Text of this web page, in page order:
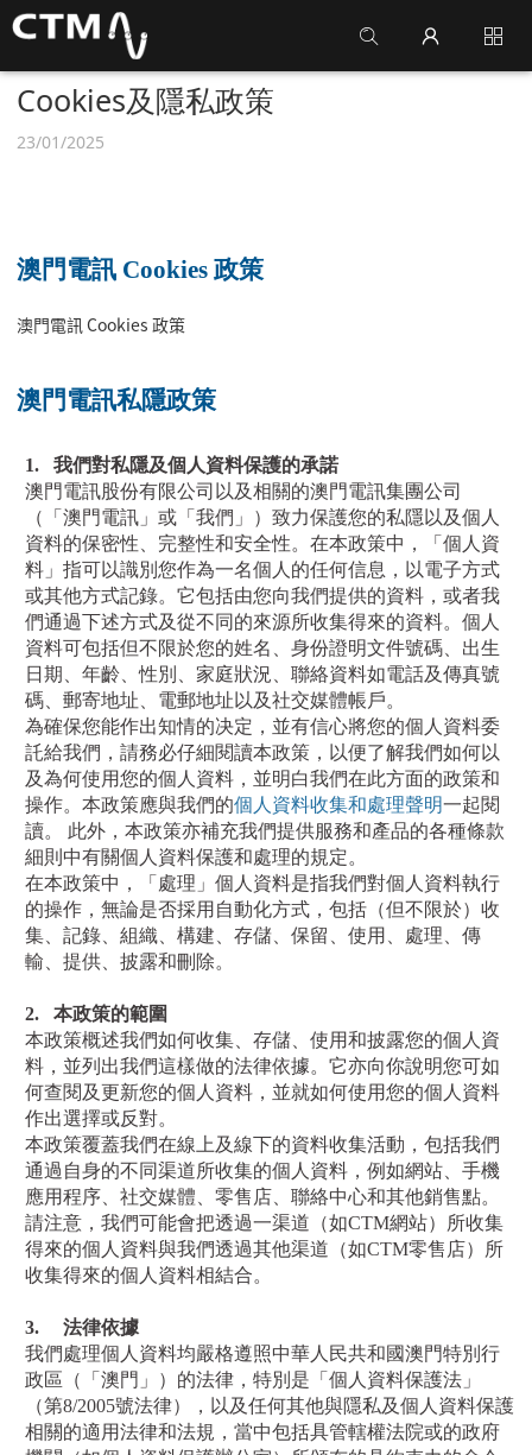
Cookies及隱私政策
23/01/2025
澳門電訊 Cookies 政策
澳門電訊 Cookies 政策
澳門電訊私隱政策
1.
我們對私隱及個人資料保護的承諾
澳門電訊股份有限公司以及相關的澳門電訊集團公司
（「澳門電訊」或「我們」）致力保護您的私隱以及個人
資料的保密性、完整性和安全性。在本政策中，「個人資
料」指可以識別您作為一名個人的任何信息，以電子方式
或其他方式記錄。它包括由您向我們提供的資料，或者我
們通過下述方式及從不同的來源所收集得來的資料。個人
資料可包括但不限於您的姓名、身份證明文件號碼、出生
日期、年齡、性別、家庭狀況、聯絡資料如電話及傳真號
碼、郵寄地址、電郵地址以及社交媒體帳戶。
為確保您能作出知情的决定，並有信心將您的個人資料委
託給我們，請務必仔細閱讀本政策，以便了解我們如何以
及為何使用您的個人資料，並明白我們在此方面的政策和
操作。本政策應與我們的個人資料收集和處理聲明一起閱
讀。 此外，本政策亦補充我們提供服務和產品的各種條款
細則中有關個人資料保護和處理的規定。
在本政策中，「處理」個人資料是指我們對個人資料執行
的操作，無論是否採用自動化方式，包括（但不限於）收
集、記錄、組織、構建、存儲、保留、使用、處理、傳
輸、提供、披露和刪除。
2.
本政策的範圍
本政策概述我們如何收集、存儲、使用和披露您的個人資
料，並列出我們這樣做的法律依據。它亦向你說明您可如
何查閱及更新您的個人資料，並就如何使用您的個人資料
作出選擇或反對。
本政策覆蓋我們在線上及線下的資料收集活動，包括我們
通過自身的不同渠道所收集的個人資料，例如網站、手機
應用程序、社交媒體、零售店、聯絡中心和其他銷售點。
請注意，我們可能會把透過一渠道（如CTM網站）所收集
得來的個人資料與我們透過其他渠道（如CTM零售店）所
收集得來的個人資料相結合。
3.
法律依據
我們處理個人資料均嚴格遵照中華人民共和國澳門特別行
政區（「澳門」）的法律，特別是「個人資料保護法」
（第8/2005號法律），以及任何其他與隱私及個人資料保護
相關的適用法律和法規，當中包括具管轄權法院或的政府